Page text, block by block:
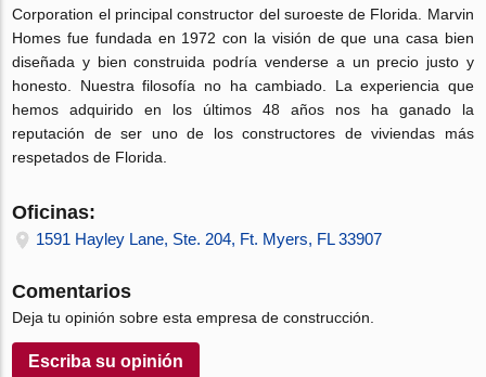
Corporation el principal constructor del suroeste de Florida. Marvin
Homes fue fundada en 1972 con la visión de que una casa bien
diseñada y bien construida podría venderse a un precio justo y
honesto. Nuestra filosofía no ha cambiado. La experiencia que
hemos adquirido en los últimos 48 años nos ha ganado la
reputación de ser uno de los constructores de viviendas más
respetados de Florida.
Oficinas:
1591 Hayley Lane, Ste. 204, Ft. Myers, FL 33907
Comentarios
Deja tu opinión sobre esta empresa de construcción.
Escriba su opinión